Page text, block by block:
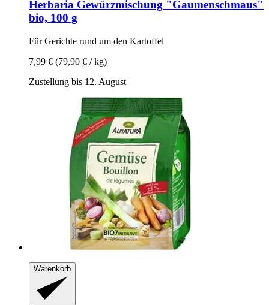
Herbaria Gewürzmischung "Gaumenschmaus"
bio, 100 g
Für Gerichte rund um den Kartoffel
7,99 € (79,90 € / kg)
Zustellung bis 12. August
Warenkorb